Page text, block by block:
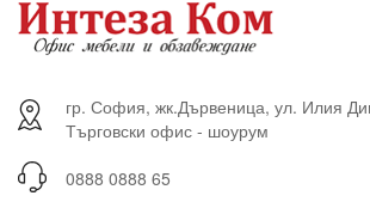
гр. София, жк.Дървеница, ул. Илия
Търговски офис - шоурум
0888 0888 65